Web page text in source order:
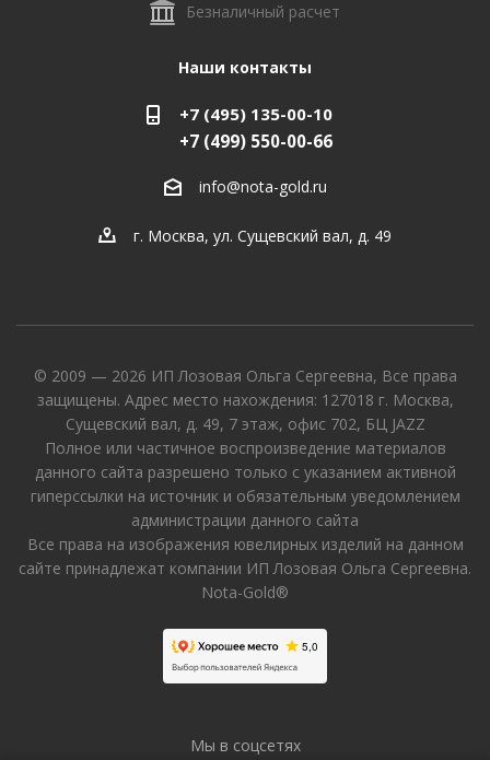
Безналичный расчет
Наши контакты
+7 (495) 135-00-10
+7 (499) 550-00-66
info@nota-gold.ru
г. Москва, ул. Сущевский вал, д. 49
© 2009 — 2026 ИП Лозовая Ольга Сергеевна, Все права
защищены. Адрес место нахождения: 127018 г. Москва,
Сущевский вал, д. 49, 7 этаж, офис 702, БЦ JAZZ
Полное или частичное воспроизведение материалов
данного сайта разрешено только с указанием активной
гиперссылки на источник и обязательным уведомлением
администрации данного сайта
Все права на изображения ювелирных изделий на данном
сайте принадлежат компании ИП Лозовая Ольга Сергеевна.
Nota-Gold®
Мы в соцсетях